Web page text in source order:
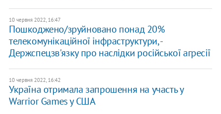
10 червня 2022, 16:47
Пошкоджено/зруйновано понад 20%
телекомунікаційної інфраструктури, -
Держспецзв'язку про наслідки російської агресії
10 червня 2022, 16:42
Україна отримала запрошення на участь у
Warrior Games у США